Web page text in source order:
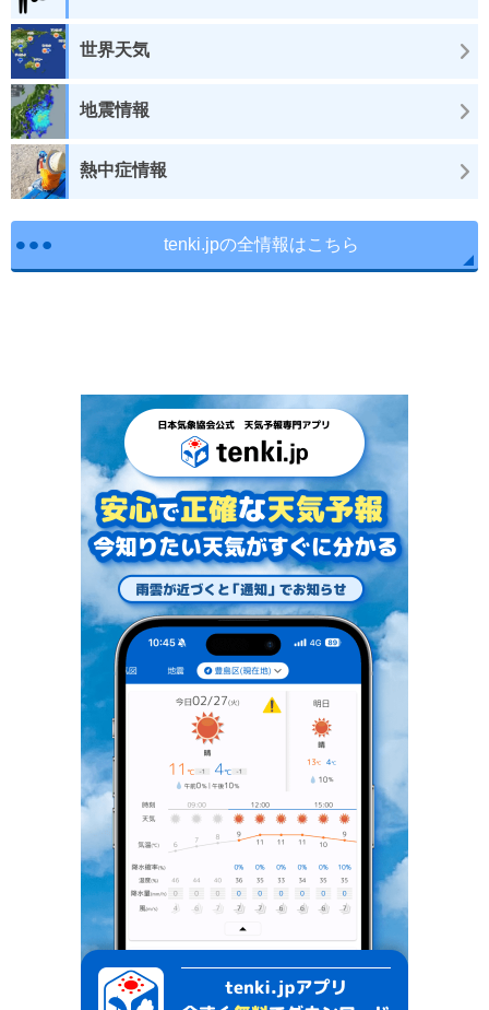
世界天気
地震情報
熱中症情報
tenki.jpの全情報はこちら